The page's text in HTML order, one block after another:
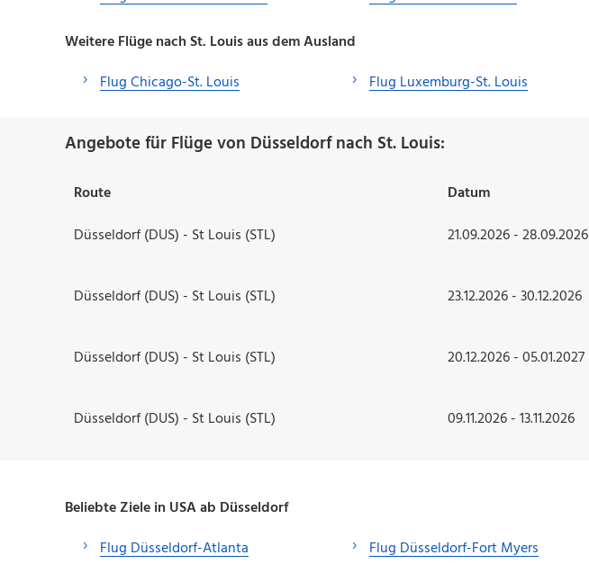
Weitere Flüge nach St. Louis aus dem Ausland
Flug Chicago-St. Louis
Flug Luxemburg-St. Louis
Angebote für Flüge von Düsseldorf nach St. Louis:
Route Datum
Düsseldorf (DUS) - St Louis (STL)
21.09.2026 - 28.09.2026
Düsseldorf (DUS) - St Louis (STL) 23.12.2026 - 30.12.2026
Düsseldorf (DUS) - St Louis (STL) 20.12.2026 - 05.01.2027
Düsseldorf (DUS) - St Louis (STL) 09.11.2026 - 13.11.2026
Beliebte Ziele in USA ab Düsseldorf
Flug Düsseldorf-Atlanta
Flug Düsseldorf-Fort Myers